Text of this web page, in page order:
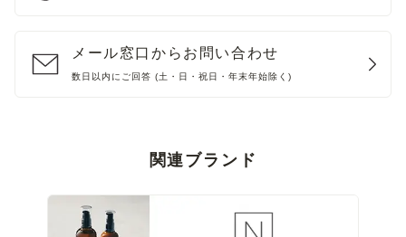
メール窓口からお問い合わせ
数日以内にご回答 (土・日・祝日・年末年始除く)
関連ブランド